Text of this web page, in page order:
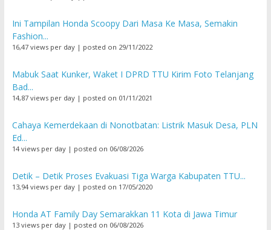
Ini Tampilan Honda Scoopy Dari Masa Ke Masa, Semakin
Fashion...
16,47 views per day| posted on 29/11/2022
Mabuk Saat Kunker, Waket I DPRD TTU Kirim Foto Telanjang
Bad...
14,87 views per day| posted on 01/11/2021
Cahaya Kemerdekaan di Nonotbatan: Listrik Masuk Desa, PLN
Ed...
14 views per day| posted on 06/08/2026
Detik – Detik Proses Evakuasi Tiga Warga Kabupaten TTU...
13,94 views per day| posted on 17/05/2020
Honda AT Family Day Semarakkan 11 Kota di Jawa Timur
13 views per day| posted on 06/08/2026